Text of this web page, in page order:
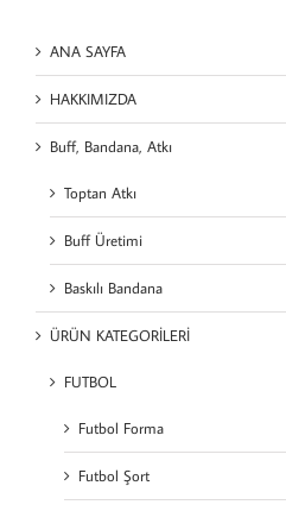
ANA SAYFA
HAKKIMIZDA
Buff, Bandana, Atkı
Toptan Atkı
Buff Üretimi
Baskılı Bandana
ÜRÜN KATEGORİLERİ
FUTBOL
Futbol Forma
Futbol Şort